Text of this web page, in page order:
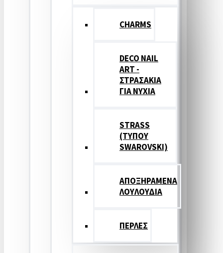
CHARMS
DECO NAIL
ART -
ΣΤΡΑΣΑΚΙΑ
ΓΙΑ ΝΥΧΙΑ
STRASS
(ΤΥΠΟΥ
SWAROVSKI)
ΑΠΟΞΗΡΑΜΕΝΑ
ΛΟΥΛΟΥΔΙΑ
ΠΕΡΛΕΣ